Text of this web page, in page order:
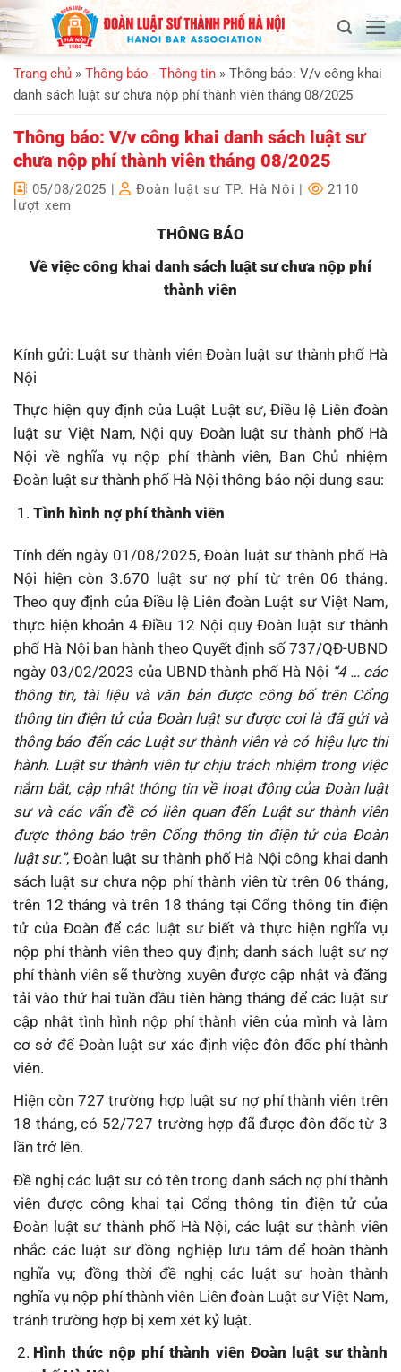
Bỏ
qua
nội
dung
Trang chủ » Thông báo - Thông tin » Thông báo: V/v công khai
danh sách luật sư chưa nộp phí thành viên tháng 08/2025
Thông báo: V/v công khai danh sách luật sư
chưa nộp phí thành viên tháng 08/2025
05/08/2025 | Đoàn luật sư TP. Hà Nội |
2110
lượt xem
THÔNG BÁO
Về việc công khai danh sách luật sư chưa nộp phí
thành viên
Kính gửi: Luật sư thành viên Đoàn luật sư thành phố Hà
Nội
Thực hiện quy định của Luật Luật sư, Điều lệ Liên đoàn
luật sư Việt Nam, Nội quy Đoàn luật sư thành phố Hà
Nội về nghĩa vụ nộp phí thành viên, Ban Chủ nhiệm
Đoàn luật sư thành phố Hà Nội thông báo nội dung sau:
Tình hình nợ phí thành viên
Tính đến ngày 01/08/2025, Đoàn luật sư thành phố Hà
Nội hiện còn 3.670 luật sư nợ phí từ trên 06 tháng.
Theo quy định của Điều lệ Liên đoàn Luật sư Việt Nam,
thực hiện khoản 4 Điều 12 Nội quy Đoàn luật sư thành
phố Hà Nội ban hành theo Quyết định số 737/QĐ-UBND
ngày 03/02/2023 của UBND thành phố Hà Nội “4 … các
thông tin, tài liệu và văn bản được công bố trên Cổng
thông tin điện tử của Đoàn luật sư được coi là đã gửi và
thông báo đến các Luật sư thành viên và có hiệu lực thi
hành. Luật sư thành viên tự chịu trách nhiệm trong việc
nắm bắt, cập nhật thông tin về hoạt động của Đoàn luật
sư và các vấn đề có liên quan đến Luật sư thành viên
được thông báo trên Cổng thông tin điện tử của Đoàn
luật sư.”, Đoàn luật sư thành phố Hà Nội công khai danh
sách luật sư chưa nộp phí thành viên từ trên 06 tháng,
trên 12 tháng và trên 18 tháng tại Cổng thông tin điện
tử của Đoàn để các luật sư biết và thực hiện nghĩa vụ
nộp phí thành viên theo quy định; danh sách luật sư nợ
phí thành viên sẽ thường xuyên được cập nhật và đăng
tải vào thứ hai tuần đầu tiên hàng tháng để các luật sư
cập nhật tình hình nộp phí thành viên của mình và làm
cơ sở để Đoàn luật sư xác định việc đôn đốc phí thành
viên.
Hiện còn 727 trường hợp luật sư nợ phí thành viên trên
18 tháng, có 52/727 trường hợp đã được đôn đốc từ 3
lần trở lên.
Đề nghị các luật sư có tên trong danh sách nợ phí thành
viên được công khai tại Cổng thông tin điện tử của
Đoàn luật sư thành phố Hà Nội, các luật sư thành viên
nhắc các luật sư đồng nghiệp lưu tâm để hoàn thành
nghĩa vụ; đồng thời đề nghị các luật sư hoàn thành
nghĩa vụ nộp phí thành viên Liên đoàn Luật sư Việt Nam,
tránh trường hợp bị xem xét kỷ luật.
Hình thức nộp phí thành viên Đoàn luật sư thành